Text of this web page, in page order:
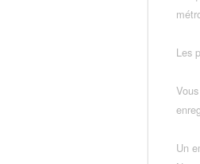
Les
Un